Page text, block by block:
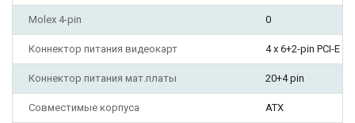
Molex 4-pin 0
Коннектор питания видеокарт 4 х 6+2-pin PCI-E
Коннектор питания мат.платы 20+4 pin
Совместимые корпуса ATX